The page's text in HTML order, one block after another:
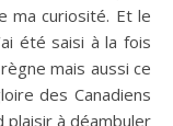
ma curiosité. Et le
été saisi à la fois
mais aussi ce
des Canadiens
à déambuler